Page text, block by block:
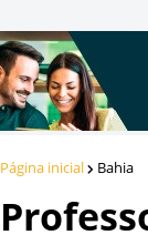
Página inicial Bahia